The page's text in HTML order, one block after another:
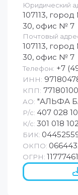
Юридический
107113,
30, офис № 7
Почтовый
107113,
30, офис № 7
Телефон: +7
ИНН:
КПП:
АО: "АЛЬФА
Р/с: 407 028
К/с: 301 018
БИК:
ОКПО:
ОГРН: